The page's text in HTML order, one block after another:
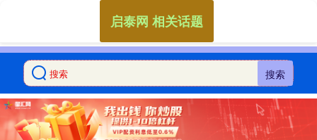
搜索
启泰网 相关话题